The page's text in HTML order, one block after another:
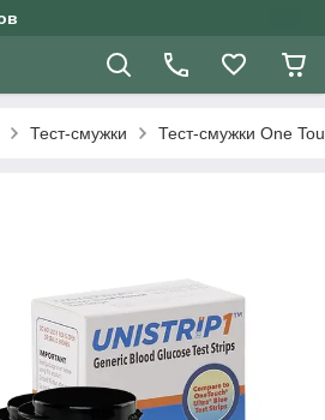
Тест-смужки Тест-смужки One